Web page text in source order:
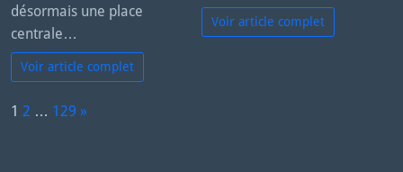
désormais une place
centrale…
Voir article complet
Voir article complet
P
1 2 … 129 »